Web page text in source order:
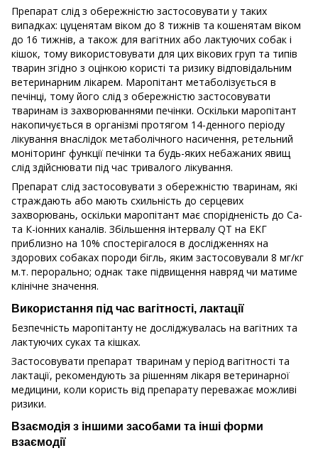
Препарат слід з обережністю застосовувати у таких
випадках: цуценятам віком до 8 тижнів та кошенятам віком
до 16 тижнів, а також для вагітних або лактуючих собак і
кішок, тому використовувати для цих вікових груп та типів
тварин згідно з оцінкою користі та ризику відповідальним
ветеринарним лікарем. Маропітант метаболізується в
печінці, тому його слід з обережністю застосовувати
тваринам із захворюваннями печінки. Оскільки маропітант
накопичується в організмі протягом 14-денного періоду
лікування внаслідок метаболічного насичення, ретельний
моніторинг функції печінки та будь-яких небажаних явищ
слід здійснювати під час тривалого лікування.
Препарат слід застосовувати з обережністю тваринам, які
страждають або мають схильність до серцевих
захворювань, оскільки маропітант має спорідненість до Са-
та К-іонних каналів. Збільшення інтервалу QT на ЕКГ
приблизно на 10% спостерігалося в дослідженнях на
здорових собаках породи бігль, яким застосовували 8 мг/кг
м.т. перорально; однак таке підвищення навряд чи матиме
клінічне значення.
Використання під час вагітності, лактації
Безпечність маропітанту не досліджувалась на вагітних та
лактуючих суках та кішках.
Застосовувати препарат тваринам у період вагітності та
лактації, рекомендують за рішенням лікаря ветеринарної
медицини, коли користь від препарату переважає можливі
ризики.
Взаємодія з іншими засобами та інші форми
взаємодії